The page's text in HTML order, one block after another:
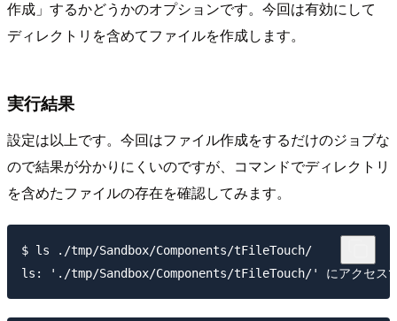
作成」するかどうかのオプションです。今回は有効にして
ディレクトリを含めてファイルを作成します。
実行結果
設定は以上です。今回はファイル作成をするだけのジョブな
ので結果が分かりにくいのですが、コマンドでディレクトリ
を含めたファイルの存在を確認してみます。
$ ls ./tmp/Sandbox/Components/tFileTouch/